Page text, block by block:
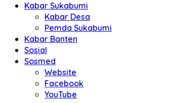
Kabar Sukabumi
Kabar Desa
Pemda Sukabumi
Kabar Banten
Sosial
Sosmed
Website
Facebook
YouTube